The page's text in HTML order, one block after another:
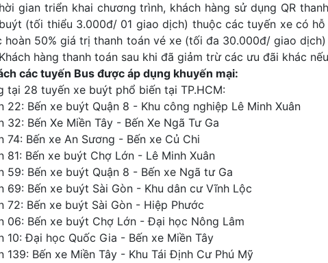
gian triển khai chương trình, khách hàng sử dụng QR
(tối thiểu 3.000đ/ 01 giao dịch) thuộc các tuyến xe có
hoàn 50% giá trị thanh toán vé xe (tối đa 30.000đ/ giao
hàng thanh toán sau khi đã giảm trừ các ưu đãi khác
các tuyến Bus được áp dụng khuyến mại:
tại 28 tuyến xe buýt phổ biến tại TP.HCM:
22: Bến xe buýt Quận 8 - Khu công nghiệp Lê Minh Xuân
32: Bến Xe Miền Tây - Bến Xe Ngã Tư Ga
74: Bến xe An Sương - Bến xe Củ Chi
81: Bến xe buýt Chợ Lớn - Lê Minh Xuân
59: Bến xe buýt Quận 8 - Bến xe Ngã tư Ga
69: Bến xe buýt Sài Gòn - Khu dân cư Vĩnh Lộc
72: Bến xe buýt Sài Gòn - Hiệp Phước
06: Bến xe buýt Chợ Lớn - Đại học Nông Lâm
10: Đại học Quốc Gia - Bến xe Miền Tây
139: Bến xe Miền Tây - Khu Tái Định Cư Phú Mỹ